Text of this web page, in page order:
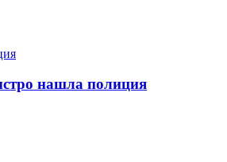
нашла полиция